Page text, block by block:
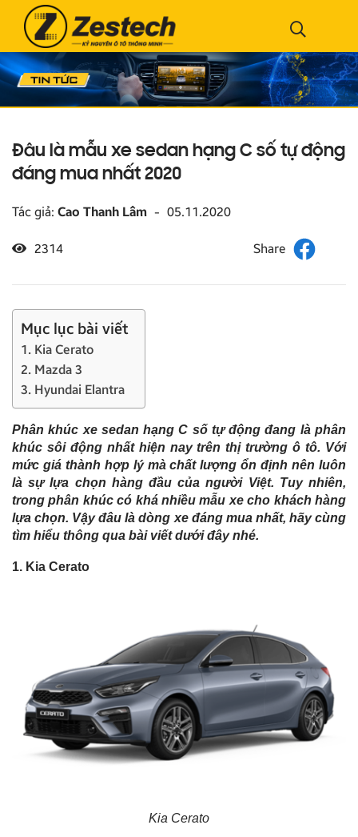
Đâu là mẫu xe sedan hạng C số tự động
đáng mua nhất 2020
Tác giả: Cao Thanh Lâm - 05.11.2020
2314
Mục lục bài viết
1. Kia Cerato
2. Mazda 3
3. Hyundai Elantra
Phân khúc xe sedan hạng C số tự động đang là phân
khúc sôi động nhất hiện nay trên thị trường ô tô. Với
mức giá thành hợp lý mà chất lượng ổn định nên luôn
là sự lựa chọn hàng đầu của người Việt. Tuy nhiên,
trong phân khúc có khá nhiều mẫu xe cho khách hàng
lựa chọn. Vậy đâu là dòng xe đáng mua nhất, hãy cùng
tìm hiểu thông qua bài viết dưới đây nhé.
1. Kia Cerato
Kia Cerato